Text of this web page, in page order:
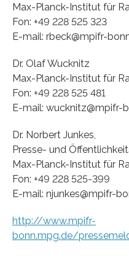
Max-Planck-Institut für
Fon: +49 228 525 323
E-mail: rbeck@mpifr-
Dr. Olaf Wucknitz
Max-Planck-Institut für
Fon: +49 228 525 481
E-mail: wucknitz@mpifr-
Dr. Norbert Junkes,
Presse- und
Max-Planck-Institut für
Fon: +49 228 525-399
E-mail: njunkes@mpifr-
http://www.mpifr-
bonn.mpg.de/